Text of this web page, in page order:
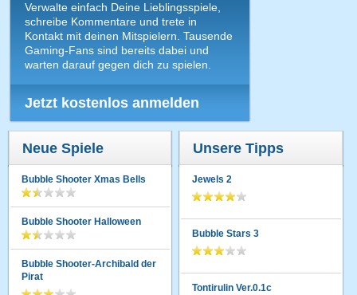
Verwalte einfach Deine Lieblingsspiele,
schreibe Kommentare und trete in
Kontakt mit deinen Mitspielern. Tausende
Gaming-Fans sind bereits dabei und
warten darauf gegen dich zu spielen.
Jetzt kostenlos anmelden
Neue Spiele
Bubble Shooter Xmas Bells
Bubble Shooter Halloween
Bubble Shooter-Archibald der
Pirat
Unsere Tipps
Jewels 2
Bubble Stars 3
Tontirulin Ver.0.1c